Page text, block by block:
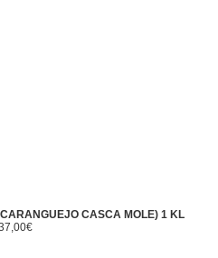
CASCA MOLE) 1 KL
€